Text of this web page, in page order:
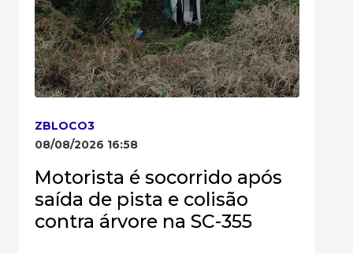
ZBLOCO3
08/08/2026 16:58
Motorista é socorrido após
saída de pista e colisão
contra árvore na SC-355